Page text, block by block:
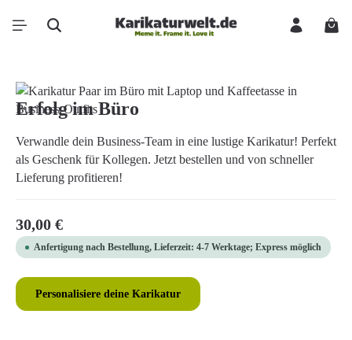
Zum Hauptinhalt springen
Bildergalerie überspringen
Erfolg im Büro
Verwandle dein Business-Team in eine lustige Karikatur! Perfekt
als Geschenk für Kollegen. Jetzt bestellen und von schneller
Lieferung profitieren!
Regulärer Preis:
30,00 €
Anfertigung nach Bestellung, Lieferzeit: 4-7 Werktage; Express möglich
Personalisiere deine Karikatur